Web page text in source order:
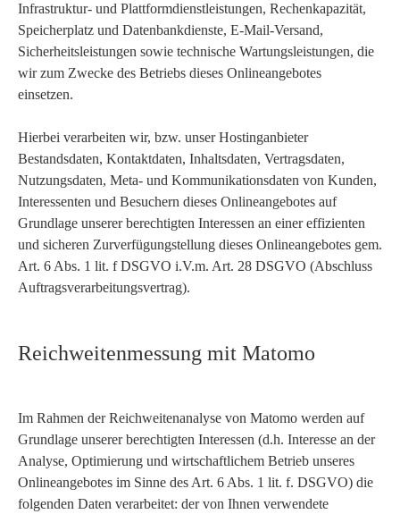
Infrastruktur- und Plattformdienstleistungen, Rechenkapazität,
Speicherplatz und Datenbankdienste, E-Mail-Versand,
Sicherheitsleistungen sowie technische Wartungsleistungen, die
wir zum Zwecke des Betriebs dieses Onlineangebotes
einsetzen.
Hierbei verarbeiten wir, bzw. unser Hostinganbieter
Bestandsdaten, Kontaktdaten, Inhaltsdaten, Vertragsdaten,
Nutzungsdaten, Meta- und Kommunikationsdaten von Kunden,
Interessenten und Besuchern dieses Onlineangebotes auf
Grundlage unserer berechtigten Interessen an einer effizienten
und sicheren Zurverfügungstellung dieses Onlineangebotes gem.
Art. 6 Abs. 1 lit. f DSGVO i.V.m. Art. 28 DSGVO (Abschluss
Auftragsverarbeitungsvertrag).
Reichweitenmessung mit Matomo
Im Rahmen der Reichweitenanalyse von Matomo werden auf
Grundlage unserer berechtigten Interessen (d.h. Interesse an der
Analyse, Optimierung und wirtschaftlichem Betrieb unseres
Onlineangebotes im Sinne des Art. 6 Abs. 1 lit. f. DSGVO) die
folgenden Daten verarbeitet: der von Ihnen verwendete